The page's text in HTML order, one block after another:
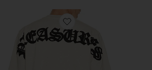
Favorite NEURAL シャツ